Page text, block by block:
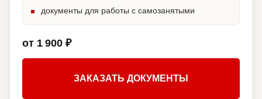
документы для работы с самозанятыми
от 1 900 ₽
ЗАКАЗАТЬ ДОКУМЕНТЫ